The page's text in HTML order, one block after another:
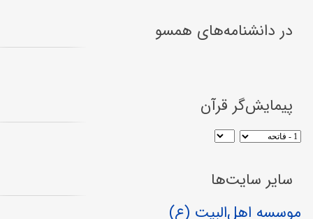
در دانشنامه‌های همسو
پیمایش‌گر قرآن
سایر سایت‌ها
موسسه اهل‌البیت (ع)